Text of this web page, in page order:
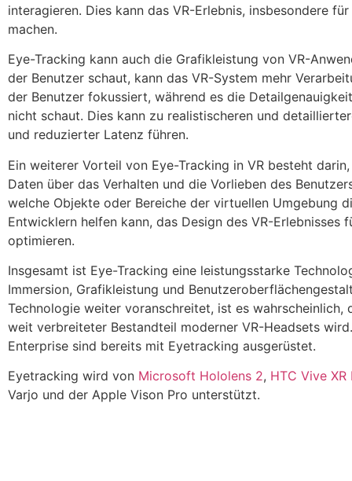
interagieren. Dies kann das VR-Erlebnis, insbesondere
machen.
Eye-Tracking kann auch die Grafikleistung von VR-
der Benutzer schaut, kann das VR-System mehr
der Benutzer fokussiert, während es die
nicht schaut. Dies kann zu realistischeren und
und reduzierter Latenz führen.
Ein weiterer Vorteil von Eye-Tracking in VR besteht
Daten über das Verhalten und die Vorlieben des
welche Objekte oder Bereiche der virtuellen Umgebung
Entwicklern helfen kann, das Design des VR-Erlebnisses
optimieren.
Insgesamt ist Eye-Tracking eine leistungsstarke
Immersion, Grafikleistung und
Technologie weiter voranschreitet, ist es wahrscheinlich,
weit verbreiteter Bestandteil moderner VR-Headsets
Enterprise sind bereits mit Eyetracking ausgerüstet.
Eyetracking wird von Microsoft Hololens 2, HTC Vive XR
Varjo und der Apple Vison Pro unterstützt.